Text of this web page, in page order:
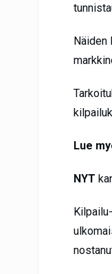
Näiden
Lue
NYT